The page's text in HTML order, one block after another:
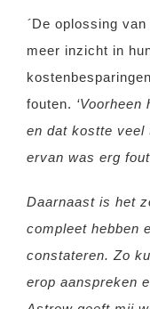
´De oplossing
meer inzicht in
fouten.
en dat kostte veel
ervan was erg
Daarnaast is het
compleet hebben
constateren. Zo
erop aanspreken